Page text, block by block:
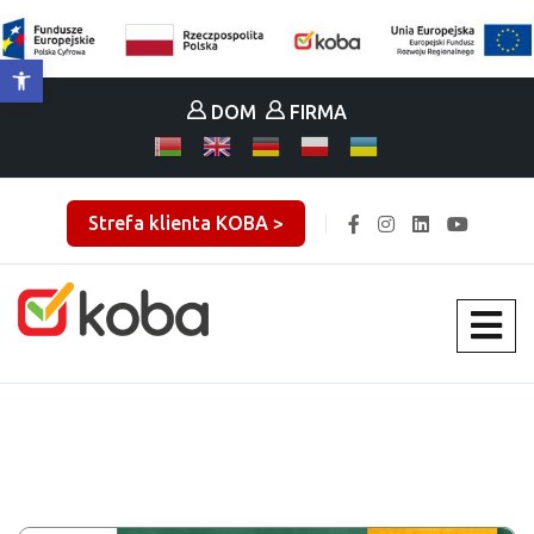
DOM FIRMA
Strefa klienta KOBA >
Otwórz pasek narzędzi